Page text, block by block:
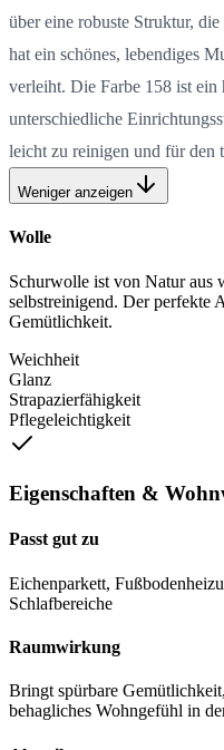
über eine robuste Struktur,
hat ein schönes, lebendiges
verleiht. Die Farbe 158 ist ein
unterschiedliche
leicht zu reinigen und für den
Weniger anzeigen
Wolle
Schurwolle ist von Natur aus
selbstreinigend. Der perfekte
Gemütlichkeit.
Weichheit
Glanz
Strapazierfähigkeit
Pflegeleichtigkeit
Eigenschaften &
Passt gut zu
Eichenparkett,
Schlafbereiche
Raumwirkung
Bringt spürbare
behagliches Wohngefühl in